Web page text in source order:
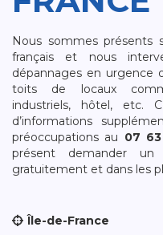
Nous sommes présents
français et nous
dépannages en urgence
toits de locaux
industriels, hôtel, etc.
d’informations
préoccupations au 07
présent demander
gratuitement et dans les
Île-de-France